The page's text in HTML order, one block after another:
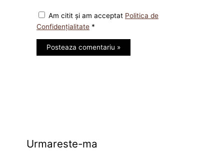
Am citit și am acceptat Politica de
Confidențialitate *
Urmareste-ma